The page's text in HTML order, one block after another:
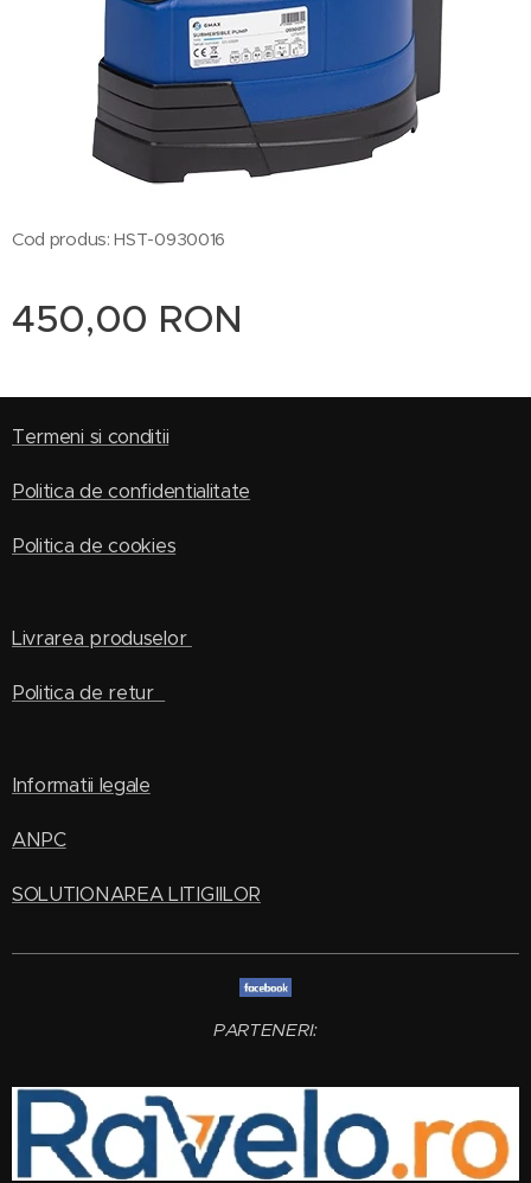
Cod produs: HST-0930016
450,00 RON
Termeni si conditii
Politica de confidentialitate
Politica de cookies
Livrarea produselor
Politica de retur
Informatii legale
ANPC
SOLUTIONAREA LITIGIILOR
PARTENERI: